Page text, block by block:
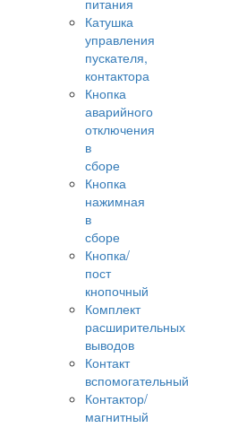
питания
Катушка
управления
пускателя,
контактора
Кнопка
аварийного
отключения
в
сборе
Кнопка
нажимная
в
сборе
Кнопка/
пост
кнопочный
Комплект
расширительных
выводов
Контакт
вспомогательный
Контактор/
магнитный